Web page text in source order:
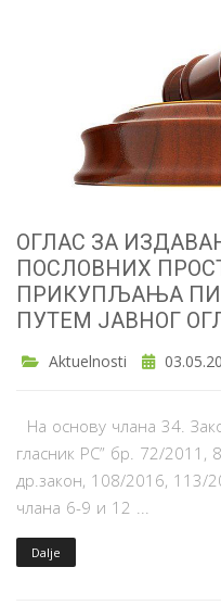
ОГЛАС ЗА
ПОСЛОВНИХ
ПРИКУПЉАЊА
ПУТЕМ ЈАВНОГ
Aktuelnosti
На основу члана 34.
гласник РС” бр. 72/
др.закон, 108/2016, 113/
члана 6-9 и 12 ...
Dalje